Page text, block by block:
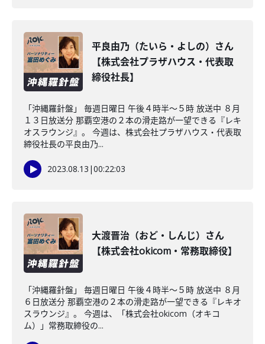
平良由乃（たいら・よしの）さん
【株式会社プラザハウス・代表取
締役社長】
「沖縄羅針盤」 毎週日曜日 午後４時半～５時 放送中 ８月
１３日放送分 那覇空港の２本の滑走路が一望できる『レキ
オスラウンジ』。 今週は、株式会社プラザハウス・代表取
締役社長の平良由乃...
2023.08.13 |00:22:03
大渡晋治（おど・しんじ）さん
【株式会社okicom・常務取締役】
「沖縄羅針盤」 毎週日曜日 午後４時半～５時 放送中 ８月
６日放送分 那覇空港の２本の滑走路が一望できる『レキオ
スラウンジ』。 今週は、「株式会社okicom（オキコ
ム）」常務取締役の...